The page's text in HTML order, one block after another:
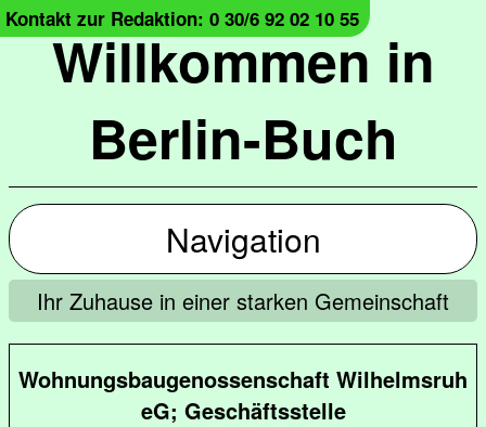
Willkommen in
Berlin-Buch
Kontakt zur Redaktion: 0 30/6 92 02 10 55
Navigation
Ihr Zuhause in einer starken Gemeinschaft
Wohnungsbaugenossenschaft Wilhelmsruh
eG; Geschäftsstelle